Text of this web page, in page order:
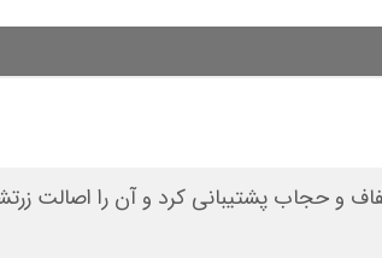
عفاف و حجاب پشتیبانی کرد و آن را اصالت